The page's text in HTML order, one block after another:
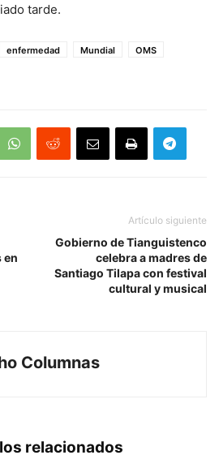
tarde.
enfermedad Mundial
OMS
en
Artículo siguiente
Gobierno de Tianguistenco
celebra a madres de
Santiago Tilapa con festival
cultural y musical
Columnas
relacionados